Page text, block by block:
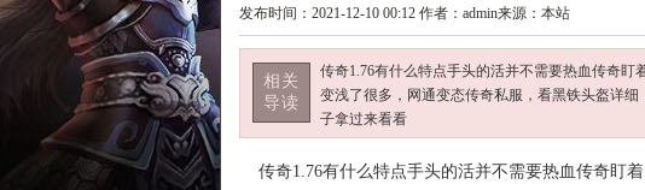
发布时间：2021-12-10 00:12 作者：admin来源：本站
相关
导读
传奇1.76有什么特点手头的活并不需要热血传奇
变浅了很多，网通变态传奇私服，看黑铁头盔详
子拿过来看看
传奇1.76有什么特点手头的活并不需要热血传奇盯